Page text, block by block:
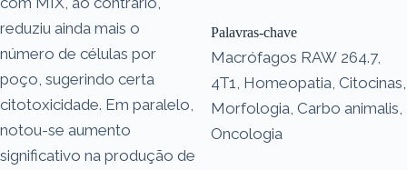
reduziu ainda mais o
número de células por
poço, sugerindo certa
citotoxicidade. Em paralelo,
notou-se aumento
significativo na produção de
Palavras-chave
Macrófagos RAW 264.7,
4T1, Homeopatia, Citocinas,
Morfologia, Carbo animalis,
Oncologia